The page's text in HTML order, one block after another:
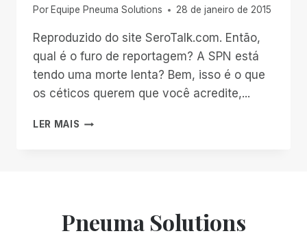
Por Equipe Pneuma Solutions 28 de janeiro de 2015
Reproduzido do site SeroTalk.com. Então,
qual é o furo de reportagem? A SPN está
tendo uma morte lenta? Bem, isso é o que
os céticos querem que você acredite,...
LER MAIS O
Pneuma Solutions